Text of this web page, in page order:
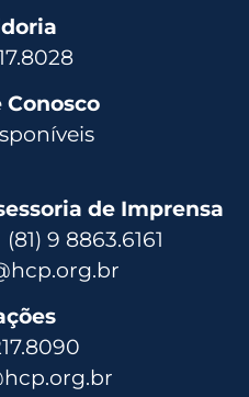
Conosco
de Imprensa
9 8863.6161